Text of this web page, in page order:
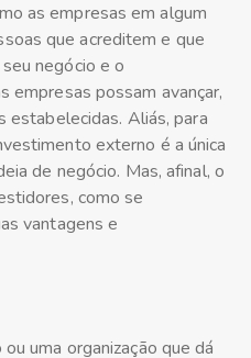
as empresas em algum
que acreditem e que
negócio e o
empresas possam avançar,
estabelecidas. Aliás, para
externo é a única
de negócio. Mas, afinal, o
como se
vantagens e
uma organização que dá